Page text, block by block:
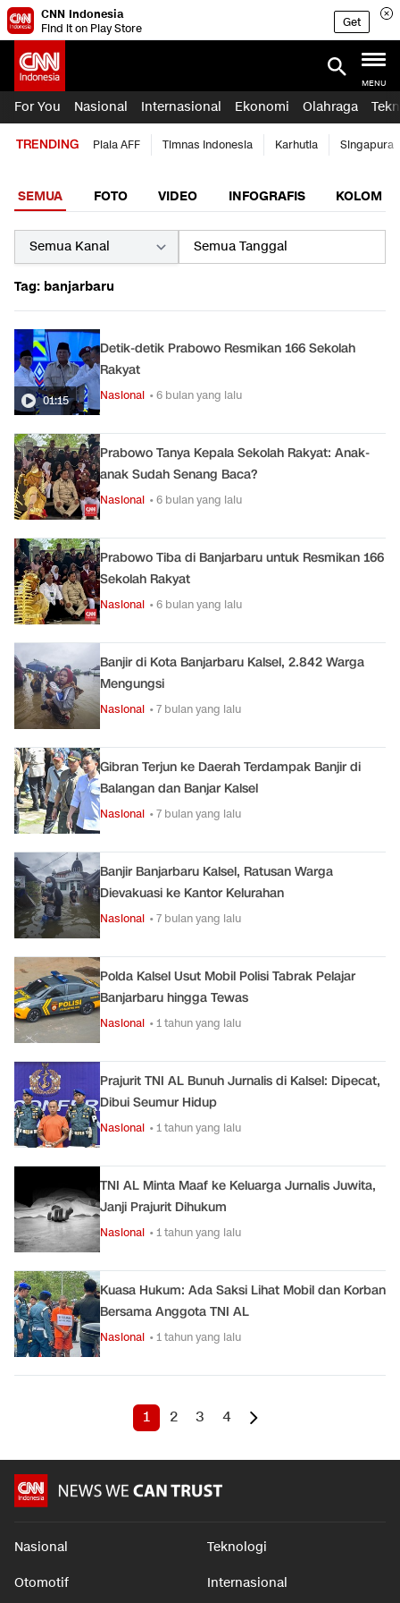
CNN Indonesia
Find it on Play Store
Get
MENU
For You Nasional Internasional Ekonomi Olahraga
TRENDING Piala AFF Timnas Indonesia Karhutla Singapura
SEMUA FOTO VIDEO INFOGRAFIS KOLOM
Tag: banjarbaru
01:15
Detik-detik Prabowo Resmikan 166 Sekolah
Rakyat
Nasional • 6 bulan yang lalu
Prabowo Tanya Kepala Sekolah Rakyat: Anak-
anak Sudah Senang Baca?
Nasional • 6 bulan yang lalu
Prabowo Tiba di Banjarbaru untuk Resmikan 166
Sekolah Rakyat
Nasional • 6 bulan yang lalu
Banjir di Kota Banjarbaru Kalsel, 2.842 Warga
Mengungsi
Nasional • 7 bulan yang lalu
Gibran Terjun ke Daerah Terdampak Banjir di
Balangan dan Banjar Kalsel
Nasional • 7 bulan yang lalu
Banjir Banjarbaru Kalsel, Ratusan Warga
Dievakuasi ke Kantor Kelurahan
Nasional • 7 bulan yang lalu
Polda Kalsel Usut Mobil Polisi Tabrak Pelajar
Banjarbaru hingga Tewas
Nasional • 1 tahun yang lalu
Prajurit TNI AL Bunuh Jurnalis di Kalsel: Dipecat,
Dibui Seumur Hidup
Nasional • 1 tahun yang lalu
TNI AL Minta Maaf ke Keluarga Jurnalis Juwita,
Janji Prajurit Dihukum
Nasional • 1 tahun yang lalu
Kuasa Hukum: Ada Saksi Lihat Mobil dan Korban
Bersama Anggota TNI AL
Nasional • 1 tahun yang lalu
1 2 3 4
Nasional Teknologi
Otomotif Internasional